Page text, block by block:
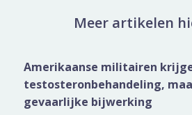
Meer artikelen
Amerikaanse militairen
testosteronbehandeling,
gevaarlijke bijwerking